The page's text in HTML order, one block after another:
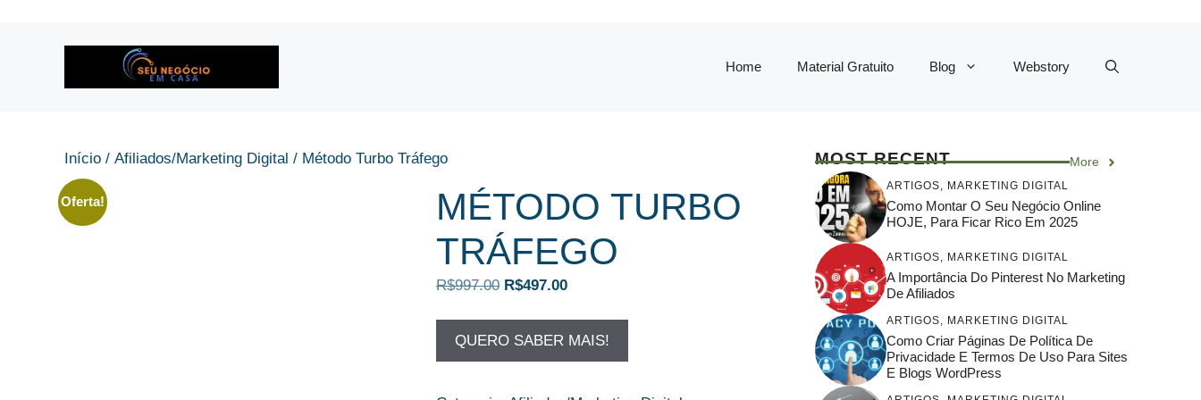
conteúdo
Home Material Gratuito Blog Webstory
Início / Afiliados/Marketing Digital / Método Turbo Tráfego
Oferta!
MÉTODO TURBO
TRÁFEGO
R$997.00 O
era:
R$497.00O
é:
QUERO SABER MAIS!
MOST RECENT More
ARTIGOS MARKETING DIGITAL
Como Montar O Seu Negócio Online
HOJE, Para Ficar Rico Em 2025
ARTIGOS MARKETING DIGITAL
A Importância Do Pinterest No Marketing
De Afiliados
ARTIGOS MARKETING DIGITAL
Como Criar Páginas De Política De
Privacidade E Termos De Uso Para Sites
E Blogs WordPress